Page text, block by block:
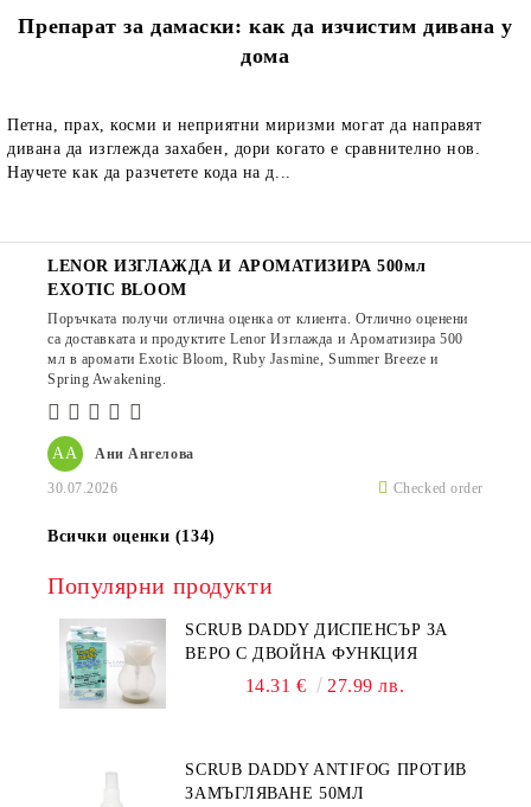
Препарат за дамаски: как да изчистим дивана у
дома
Петна, прах, косми и неприятни миризми могат да направят
дивана да изглежда захабен, дори когато е сравнително нов.
Научете как да разчетете кода на д...
АА Ани Ангелова
30.07.2026 Checked order
LENOR ИЗГЛАЖДА И АРОМАТИЗИРА 500мл
EXOTIC BLOOM
Поръчката получи отлична оценка от клиента. Отлично оценени
са доставката и продуктите Lenor Изглажда и Ароматизира 500
мл в аромати Exotic Bloom, Ruby Jasmine, Summer Breeze и
Spring Awakening.
Всички оценки (134)
Популярни продукти
SCRUB DADDY ДИСПЕНСЪР ЗА
ВЕРО С ДВОЙНА ФУНКЦИЯ
14.31 € 27.99 лв.
SCRUB DADDY ANTIFOG ПРОТИВ
ЗАМЪГЛЯВАНЕ 50МЛ